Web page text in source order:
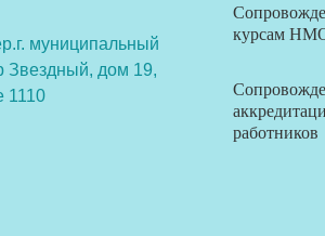
муниципальный
Звездный, дом 19,
1110
курсам
работников